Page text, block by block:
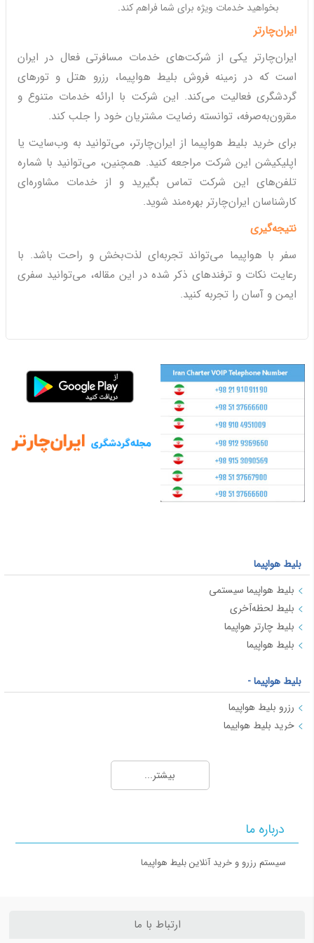
بخواهید خدمات ویژه برای شما فراهم کند.
ایران‌چارتر
ایران‌چارتر یکی از شرکت‌های خدمات مسافرتی فعال در ایران
است که در زمینه فروش بلیط هواپیما، رزرو هتل و تورهای
گردشگری فعالیت می‌کند. این شرکت با ارائه خدمات متنوع و
مقرون‌به‌صرفه، توانسته رضایت مشتریان خود را جلب کند.
برای خرید بلیط هواپیما از ایران‌چارتر، می‌توانید به وب‌سایت یا
اپلیکیشن این شرکت مراجعه کنید. همچنین، می‌توانید با شماره
تلفن‌های این شرکت تماس بگیرید و از خدمات مشاوره‌ای
کارشناسان ایران‌چارتر بهره‌مند شوید.
نتیجه‌گیری
سفر با هواپیما می‌تواند تجربه‌ای لذت‌بخش و راحت باشد. با
رعایت نکات و ترفندهای ذکر شده در این مقاله، می‌توانید سفری
ایمن و آسان را تجربه کنید.
بلیط هواپیما
بلیط هواپیما سیستمی
بلیط لحظه‌آخری
بلیط چارتر هواپیما
بلیط هواپیما
بلیط هواپیما -
رزرو بلیط هواپیما
خرید بلیط هواپیما
بلیط لحظه آخری چیست؟
بلیط هواپیما در ایران: انواع و ویژگی‌ها
بیشتر...
درباره ما
سیستم رزرو و خرید آنلاین بلیط هواپیما
ارتباط با ما